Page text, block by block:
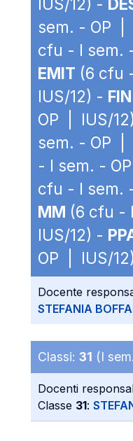
IUS/12) -
sem. - OP |
cfu - I sem.
EMIT (6 cfu
IUS/12) - FIN
OP | IUS/
sem. - OP |
- I sem. -
cfu - I sem.
MM (6 cfu -
IUS/12) -
OP | IUS/12)
Docente
STEFANIA
Classi: 31 (I
Docenti
Classe 31: